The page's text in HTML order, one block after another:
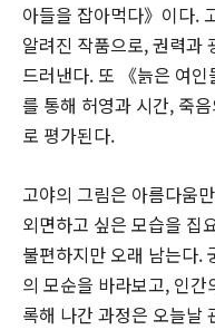
아들을 잡아먹다》이다.
알려진 작품으로, 권력과
드러낸다. 또 《늙은 여
를 통해 허영과 시간, 죽
로 평가된다.
고야의 그림은 아름다움
외면하고 싶은 모습을 집
불편하지만 오래 남는다.
의 모순을 바라보고, 인
록해 나간 과정은 오늘날